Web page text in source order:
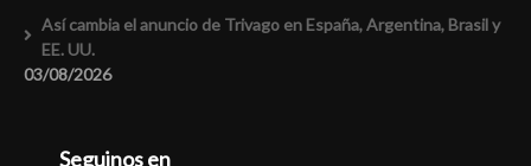
Así cambia el anuncio de Trivago en España, Argentina, Brasil y
EE. UU.
03/08/2026
Seguinos en